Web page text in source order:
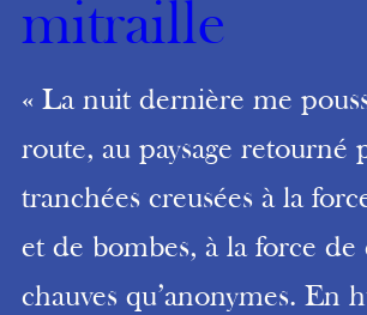
mitraille
« La nuit dernière me
route, au paysage retourné
tranchées creusées à la
et de bombes, à la force de
chauves qu’anonymes. En